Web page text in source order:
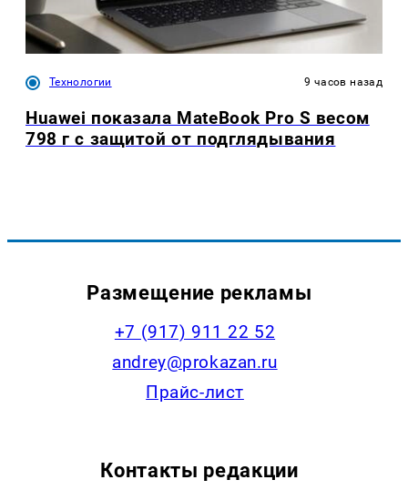
Технологии 9 часов назад
Huawei показала MateBook Pro S весом
798 г с защитой от подглядывания
Размещение рекламы
+7 (917) 911 22 52
andrey@prokazan.ru
Прайс-лист
Контакты редакции